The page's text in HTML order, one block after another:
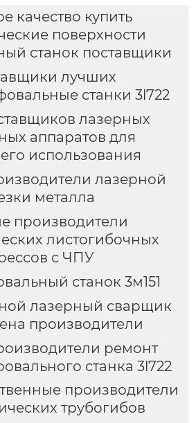
качество купить
поверхности
станок поставщики
лучших
станки 3l722
лазерных
аппаратов для
использования
лазерной
металла
производители
листогибочных
с ЧПУ
станок 3м151
лазерный сварщик
производители
ремонт
станка 3l722
производители
трубогибов